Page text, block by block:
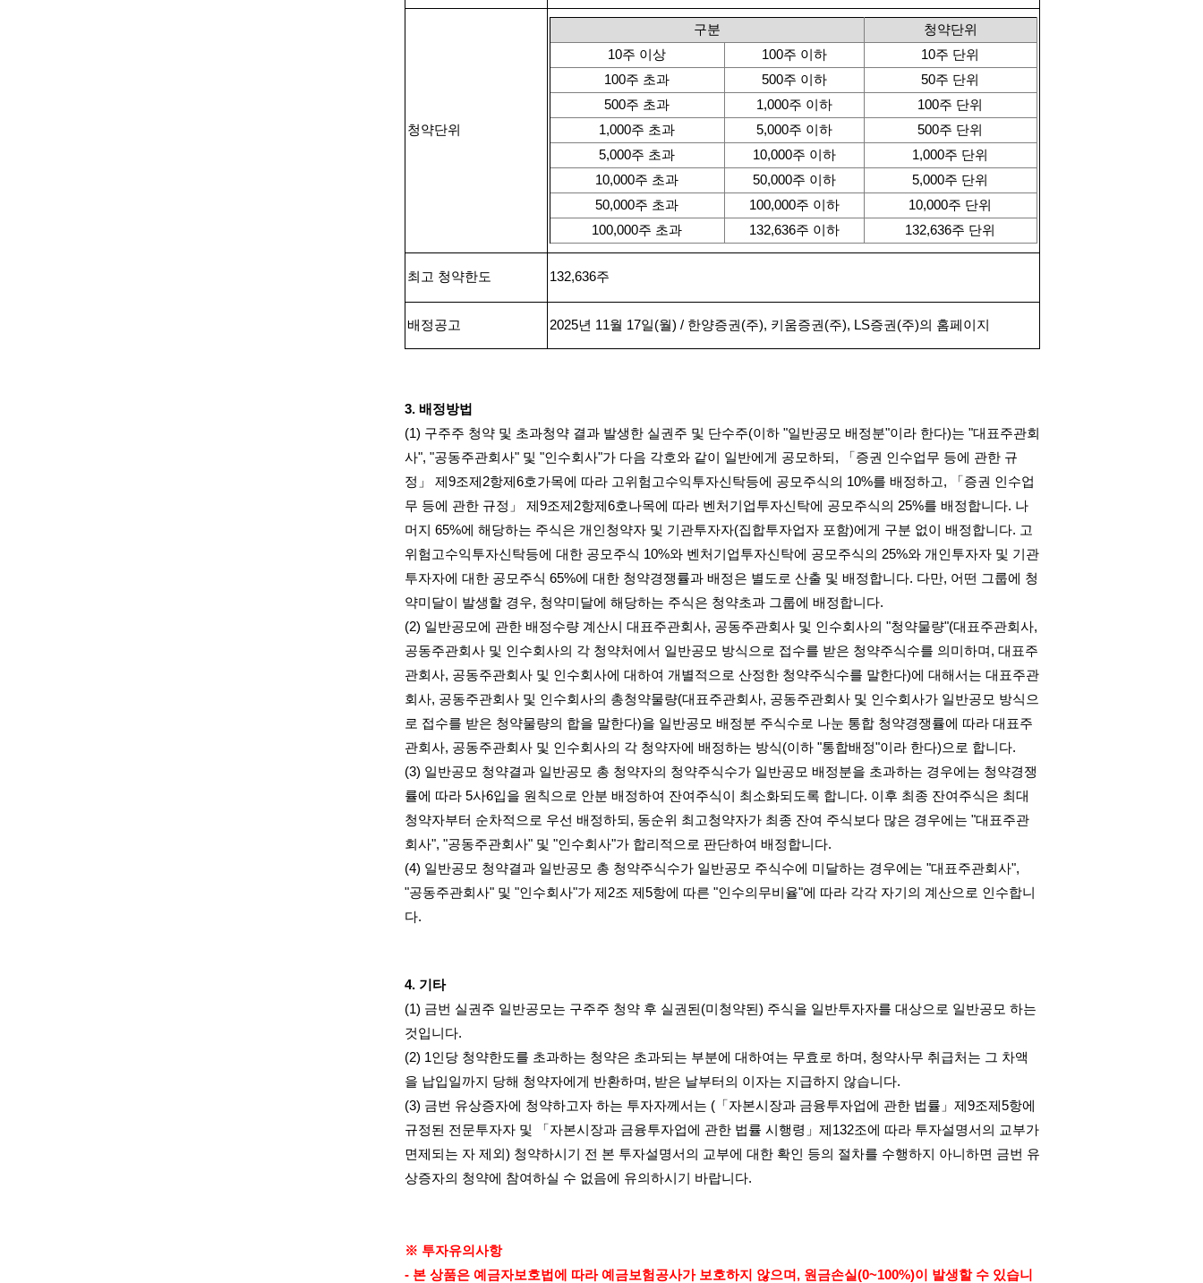
청약단위
구분
청약단위
10주 이상 100주 이하 10주 단위
100주 초과 500주 이하 50주 단위
500주 초과 1,000주 이하 100주 단위
1,000주 초과 5,000주 이하 500주 단위
5,000주 초과 10,000주 이하 1,000주 단위
10,000주 초과 50,000주 이하 5,000주 단위
50,000주 초과 100,000주 이하 10,000주 단위
100,000주 초과 132,636주 이하 132,636주 단위
최고 청약한도 132,636주
배정공고 2025년 11월 17일(월) / 한양증권 (주), 키움증권 (주), LS증권 (주)의 홈페이지
3. 배정방법
(1) 구주주 청약 및 초과청약 결과 발생한 실권주 및 단수주(이하 "일반공모 배정분"이라 한다)는 "대표주관회
사", "공동주관회사" 및 "인수회사"가 다음 각호와 같이 일반에게 공모하되 ,
「증권 인수업무 등에 관한 규
정」 제 9조제 2항제 6호가목에 따라 고위험고수익투자신탁등에 공모주식의 10%를 배정하고,
「증권 인수업
무 등에 관한 규정」 제 9조제 2항제 6호나목에 따라 벤처기업투자신탁에 공모주식의 25%를 배정합니다. 나
머지 65%에 해당하는 주식은 개인청약자 및 기관투자자(집합투자업자 포함)에게 구분 없이 배정합니다. 고
위험고수익투자신탁등에 대한 공모주식 10%와 벤처기업투자신탁에 공모주식의 25%와 개인투자자 및 기관
투자자에 대한 공모주식 65%에 대한 청약경쟁률과 배정은 별도로 산출 및 배정합니다. 다만, 어떤 그룹에 청
약미달이 발생할 경우, 청약미달에 해당하는 주식은 청약초과 그룹에 배정합니다.
(2) 일반공모에 관한 배정수량 계산시 대표주관회사, 공동주관회사 및 인수회사의 "청약물량"(대표주관회사,
공동주관회사 및 인수회사의 각 청약처에서 일반공모 방식으로 접수를 받은 청약주식수를 의미하며 , 대표주
관회사, 공동주관회사 및 인수회사에 대하여 개별적으로 산정한 청약주식수를 말한다)에 대해서는 대표주관
회사, 공동주관회사 및 인수회사의 총청약물량(대표주관회사, 공동주관회사 및 인수회사가 일반공모 방식으
로 접수를 받은 청약물량의 합을 말한다)을 일반공모 배정분 주식수로 나눈 통합 청약경쟁률에 따라 대표주
관회사, 공동주관회사 및 인수회사의 각 청약자에 배정하는 방식(이하 "통합배정"이라 한다)으로 합니다.
(3) 일반공모 청약결과 일반공모 총 청약자의 청약주식수가 일반공모 배정분을 초과하는 경우에는 청약경쟁
률에 따라 5사6입을 원칙으로 안분 배정하여 잔여주식이 최소화되도록 합니다. 이후 최종 잔여주식은 최대
청약자부터 순차적으로 우선 배정하되 , 동순위 최고청약자가 최종 잔여 주식보다 많은 경우에는 "대표주관
회사", "공동주관회사" 및 "인수회사"가 합리적으로 판단하여 배정합니다.
(4) 일반공모 청약결과 일반공모 총 청약주식수가 일반공모 주식수에 미달하는 경우에는 "대표주관회사",
"공동주관회사" 및 "인수회사"가 제 2조 제 5항에 따른 "인수의무비율"에 따라 각각 자기의 계산으로 인수합니
다.
4. 기타
(1) 금번 실권주 일반공모는 구주주 청약 후 실권된 (미청약된 ) 주식을 일반투자자를 대상으로 일반공모 하는
것입니다.
(2) 1인당 청약한도를 초과하는 청약은 초과되는 부분에 대하여는 무효로 하며 , 청약사무 취급처는 그 차액
을 납입일까지 당해 청약자에게 반환하며 , 받은 날부터의 이자는 지급하지 않습니다.
(3) 금번 유상증자에 청약하고자 하는 투자자께서는 ( 「자본시장과 금융투자업에 관한 법률」제 9조제 5항에
규정된 전문투자자 및 「자본시장과 금융투자업에 관한 법률 시행령」제 132조에 따라 투자설명서의 교부가
면제되는 자 제외 ) 청약하시기 전 본 투자설명서의 교부에 대한 확인 등의 절차를 수행하지 아니하면 금번 유
상증자의 청약에 참여하실 수 없음에 유의하시기 바랍니다.
※ 투자유의사항
- 본 상품은 예금자보호법에 따라 예금보험공사가 보호하지 않으며 , 원금손실(0~100%)이 발생할 수 있습니